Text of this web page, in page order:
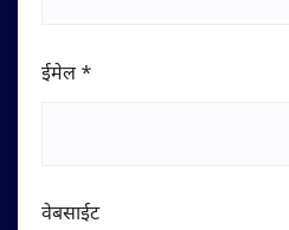
ईमेल *
वेबसाईट